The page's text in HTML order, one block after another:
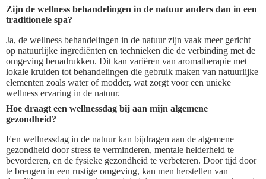
Zijn de wellness behandelingen in de natuur anders dan in een
traditionele spa?
Ja, de wellness behandelingen in de natuur zijn vaak meer gericht
op natuurlijke ingrediënten en technieken die de verbinding met de
omgeving benadrukken. Dit kan variëren van aromatherapie met
lokale kruiden tot behandelingen die gebruik maken van natuurlijke
elementen zoals water of modder, wat zorgt voor een unieke
wellness ervaring in de natuur.
Hoe draagt een wellnessdag bij aan mijn algemene
gezondheid?
Een wellnessdag in de natuur kan bijdragen aan de algemene
gezondheid door stress te verminderen, mentale helderheid te
bevorderen, en de fysieke gezondheid te verbeteren. Door tijd door
te brengen in een rustige omgeving, kan men herstellen van